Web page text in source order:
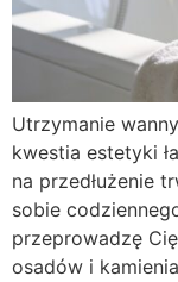
Utrzymanie
kwestia estetyki
na przedłużenie
sobie
przeprowadzę
osadów i